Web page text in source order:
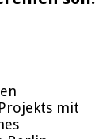
mit